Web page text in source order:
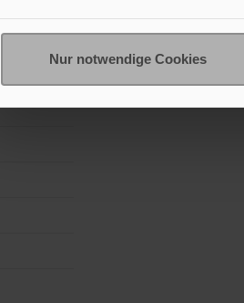
Nur notwendige Cookies